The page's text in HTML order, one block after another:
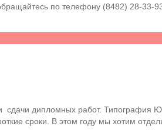
по телефону (8482) 28-
дипломных работ. Типография
сроки. В этом году мы хотим